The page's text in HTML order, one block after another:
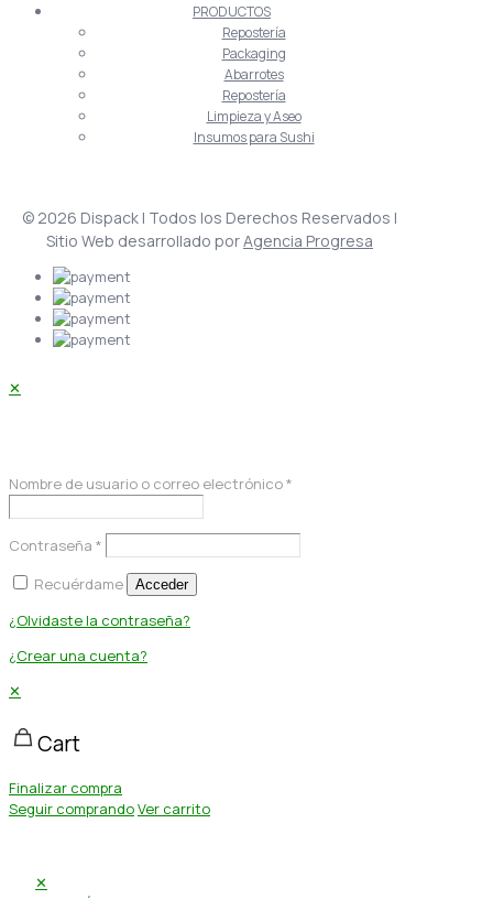
PRODUCTOS
Repostería
Packaging
Abarrotes
Repostería
Limpieza y Aseo
Insumos para Sushi
© 2026 Dispack | Todos los Derechos Reservados |
Sitio Web desarrollado porAgencia Progresa
✕
Nombre de usuario o correo electrónico*
Contraseña *
Recuérdame
Acceder
¿Olvidaste la contraseña?
¿Crear una cuenta?
✕
Cart
Finalizar compra
Seguir comprandoVer carrito
✕